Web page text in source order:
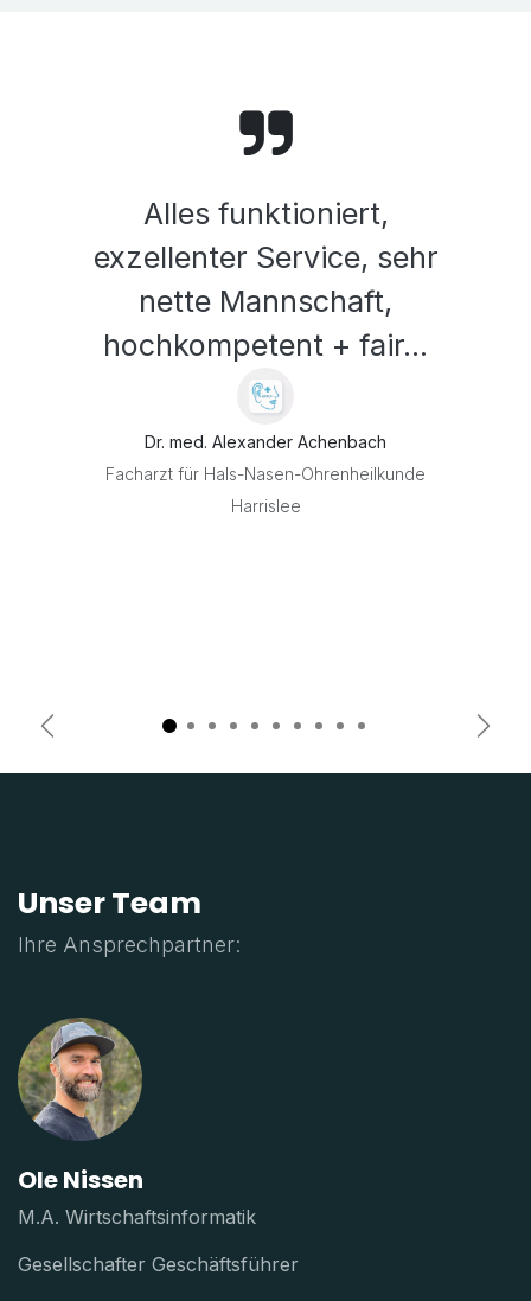
Alles funktioniert,
exzellenter Service, sehr
nette Mannschaft,
hochkompetent + fair...
Dr. med. Alexander Achenbach
Facharzt für Hals-Nasen-Ohrenheilkunde
Harrislee
Zurück
Unser Team
Ihre Ansprechpartner:
Ole Nissen
M.A. Wirtschaftsinformatik
Gesellschafter Geschäftsführer